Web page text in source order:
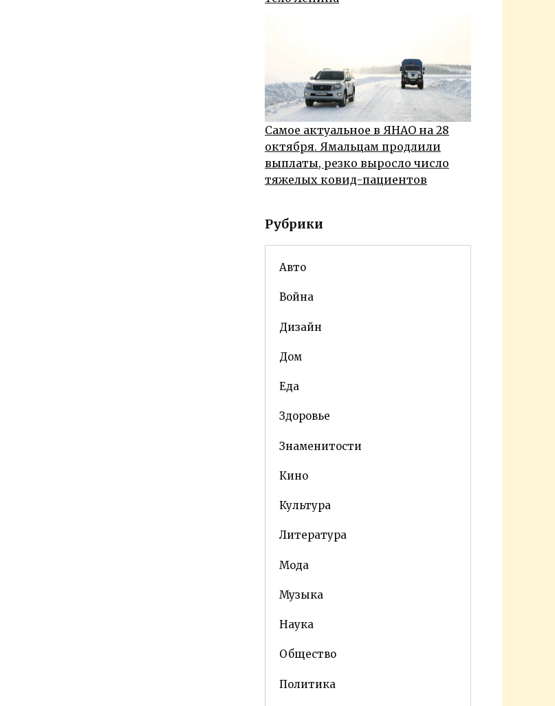
Самое актуальное в ЯНАО на 28
октября. Ямальцам продлили
выплаты, резко выросло число
тяжелых ковид-пациентов
Рубрики
Авто
Война
Дизайн
Дом
Еда
Здоровье
Знаменитости
Кино
Культура
Литература
Мода
Музыка
Наука
Общество
Политика